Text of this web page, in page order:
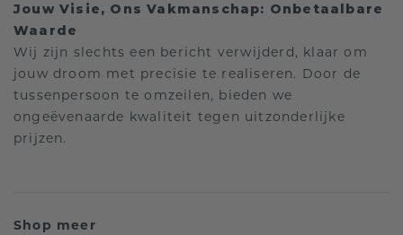
Jouw Visie, Ons Vakmanschap: Onbetaalbare
Waarde
Wij zijn slechts een bericht verwijderd, klaar om
jouw droom met precisie te realiseren. Door de
tussenpersoon te omzeilen, bieden we
ongeëvenaarde kwaliteit tegen uitzonderlijke
prijzen.
Shop meer